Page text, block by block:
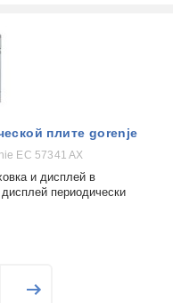
плите gorenje
EC 57341 AX
и дисплей в
периодически